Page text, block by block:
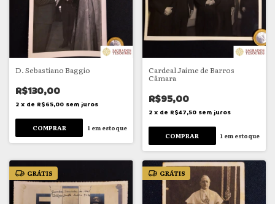
D. Sebastiano Baggio
R$130,00
2 x de R$65,00 sem juros
1em estoque
Cardeal Jaime de Barros
Câmara
R$95,00
2 x de R$47,50 sem juros
1 em estoque
GRÁTIS GRÁTIS